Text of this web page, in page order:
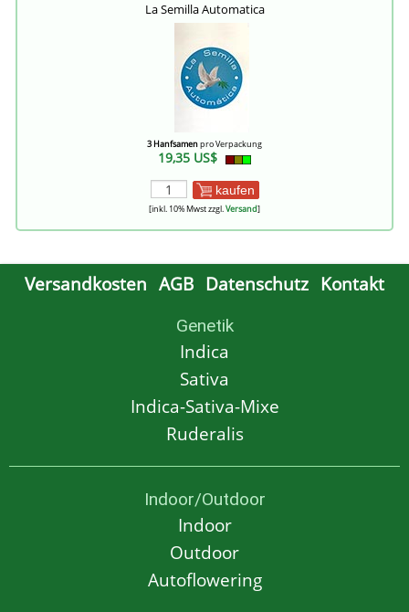
La Semilla Automatica
3 Hanfsamenpro Verpackung
19,35 US$
kaufen
[inkl. 10% Mwst zzgl.Versand]
Versandkosten AGB Datenschutz Kontakt
Genetik
Indica
Sativa
Indica-Sativa-Mixe
Ruderalis
Indoor/Outdoor
Indoor
Outdoor
Autoflowering